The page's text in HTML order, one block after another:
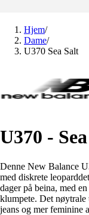
Hjem/
Dame/
U370 Sea Salt
U370 -
Denne New Balance
med diskrete
dager på beina, med
klumpete. Det
jeans og mer feminine